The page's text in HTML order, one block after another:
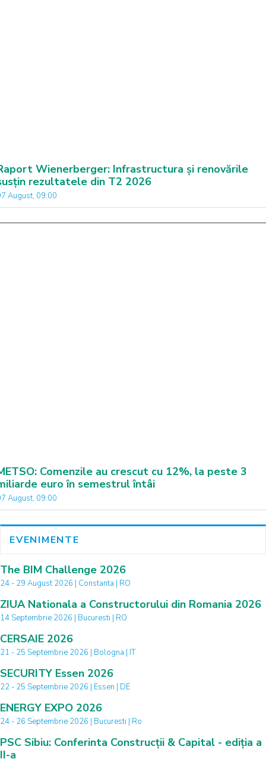
Wienerberger: Infrastructura și renovările
rezultatele din T2 2026
August, 09:00
Comenzile au crescut cu 12%, la peste 3
euro în semestrul întâi
August, 09:00
EVENIMENTE
The BIM Challenge 2026
24 - 29 August 2026 | Constanta | RO
ZIUA Nationala a Constructorului din Romania 2026
14 Septembrie 2026 | Bucuresti | RO
CERSAIE 2026
21 - 25 Septembrie 2026 | Bologna | IT
SECURITY Essen 2026
22 - 25 Septembrie 2026 | Essen | DE
ENERGY EXPO 2026
24 - 26 Septembrie 2026 | Bucuresti | Ro
PSC Sibiu: Conferinta Construcții & Capital - ediția a
II-a